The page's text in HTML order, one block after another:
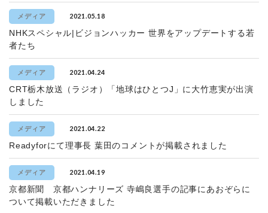
メディア 2021.05.18
NHKスペシャル|ビジョンハッカー 世界をアップデートする若
者たち
メディア 2021.04.24
CRT栃木放送（ラジオ）「地球はひとつJ」に大竹恵実が出演
しました
メディア 2021.04.22
Readyforにて理事長 葉田のコメントが掲載されました
メディア 2021.04.19
京都新聞 京都ハンナリーズ 寺嶋良選手の記事にあおぞらに
ついて掲載いただきました